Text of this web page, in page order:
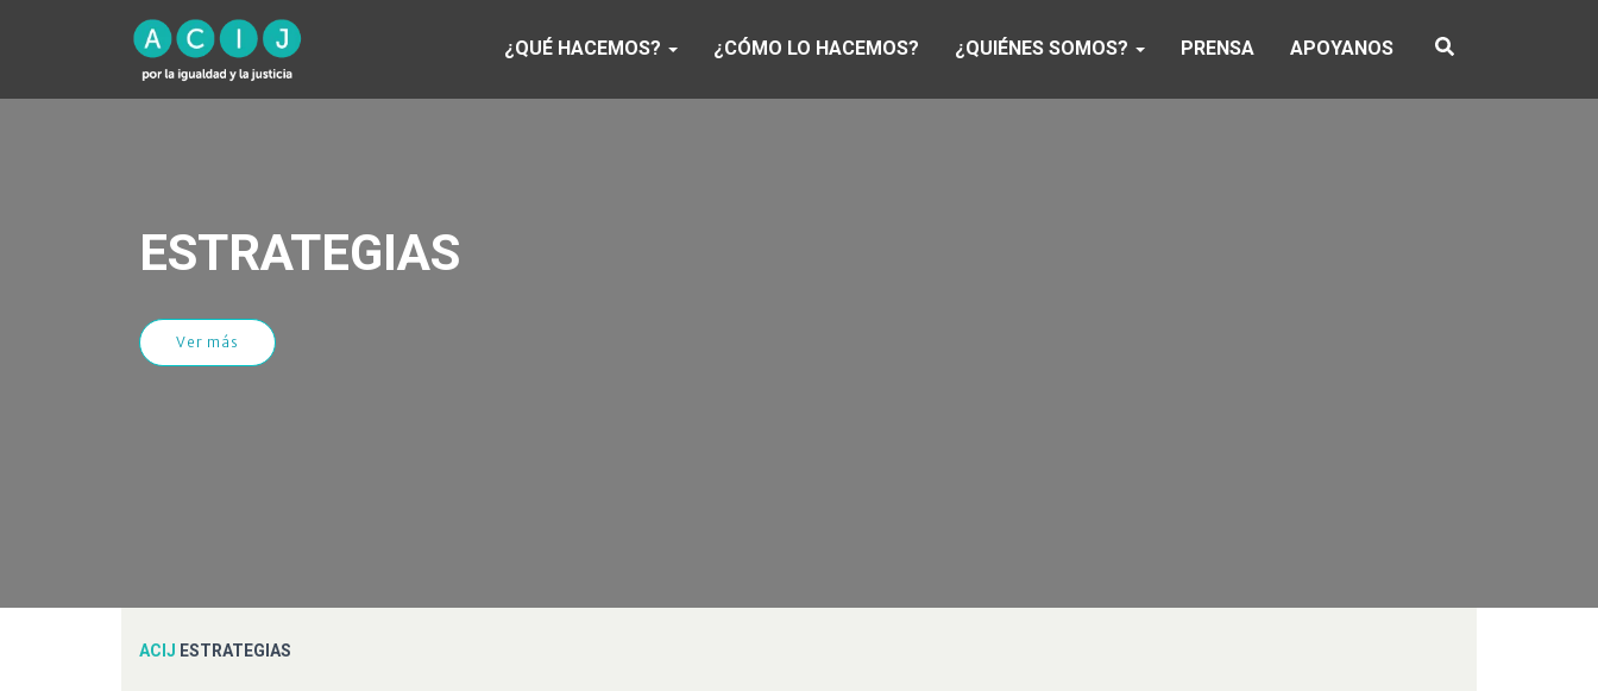
¿QUÉ HACEMOS? ¿CÓMO LO HACEMOS? ¿QUIÉNES SOMOS? PRENSA APOYANOS
ESTRATEGIAS
Ver más
ACIJ ESTRATEGIAS